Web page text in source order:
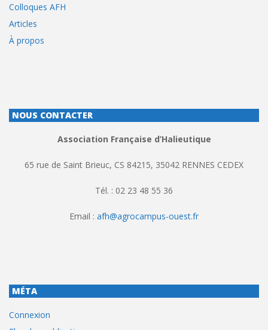
Colloques AFH
Articles
À propos
NOUS CONTACTER
Association Française d’Halieutique
65 rue de Saint Brieuc, CS 84215, 35042 RENNES CEDEX
Tél. : 02 23 48 55 36
Email : afh@agrocampus-ouest.fr
MÉTA
Connexion